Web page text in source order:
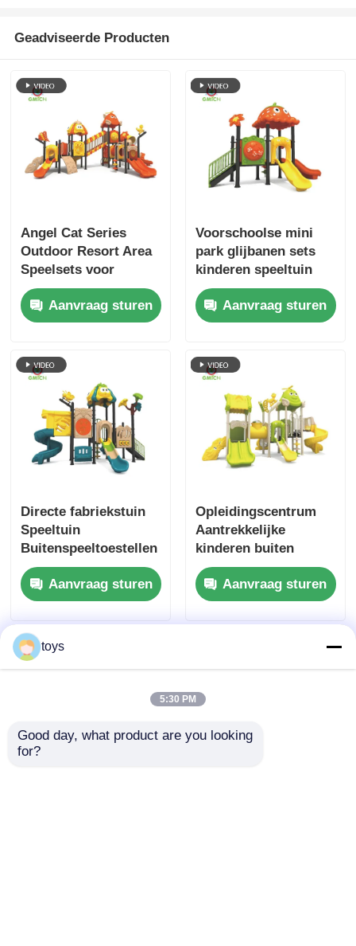
Geadviseerde Producten
Angel Cat Series
Outdoor Resort Area
Speelsets voor
kinderen
Buitenspeeltuin
Kinderen spelen
Pretparkglijbanen te
koop
Aanvraag sturen
Voorschoolse mini
park glijbanen sets
kinderen speeltuin
buiten pret
speelapparatuur
veiligheidsmateriaal
Aanvraag sturen
Directe fabriekstuin
Speeltuin
Buitenspeeltoestellen
Leuk speelspeelgoed
Glijbanen voor
kinderen
Aanvraag sturen
Opleidingscentrum
Aantrekkelijke
kinderen buiten
speeltuin glijbanen
sets Game Play
House China
Playground Factory
Aanvraag sturen
toys
5:30 PM
Good day, what product are you looking
for?